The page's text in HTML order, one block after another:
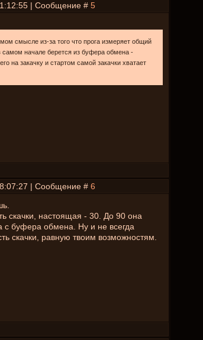
| Сообщение # 5
смысле из-за того что прога измеряет общий
самом начале берется из буфера обмена -
на закачку и стартом самой закачки хватает
| Сообщение # 6
скачки, настоящая - 30. До 90 она
с буфера обмена. Ну и не всегда
скачки, равную твоим возможностям.